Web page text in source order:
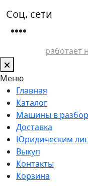
Соц. сети
работает
Меню
Главная
Каталог
Машины в
Доставка
Юридическим
Выкуп
Контакты
Корзина